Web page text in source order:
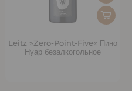
Leitz »Zero-Point-Five« Пино
Нуар безалкогольное